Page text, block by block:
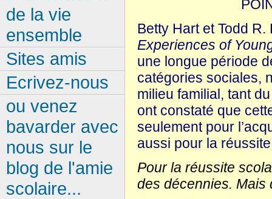
Betty Hart et Todd R.
Experiences of
une longue période
catégories sociales,
milieu familial, tant
ont constaté que
seulement pour
aussi pour la
Pour la réussite
des décennies. Mais
de la vie
ensemble
Sites amis
Ecrivez-nous
ou venez
bavarder avec
nous sur le
blog de l'amie
scolaire...